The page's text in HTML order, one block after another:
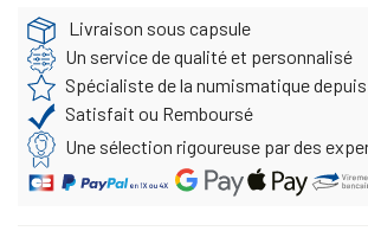
Livraison sous capsule
Un service de qualité et personnalisé
Spécialiste de la numismatique
Satisfait ou Remboursé
Une sélection rigoureuse par des